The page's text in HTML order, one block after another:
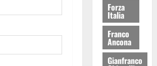
Forza
Italia
Franco
Ancona
Gianfranco